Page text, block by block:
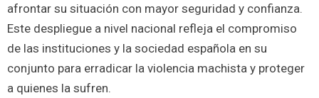
afrontar su situación con mayor seguridad y confianza.
Este despliegue a nivel nacional refleja el compromiso
de las instituciones y la sociedad española en su
conjunto para erradicar la violencia machista y proteger
a quienes la sufren.